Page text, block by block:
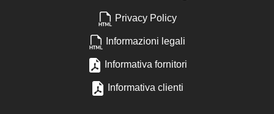
Privacy Policy
Informazioni legali
Informativa fornitori
Informativa clienti